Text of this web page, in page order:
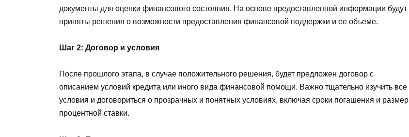
документы для оценки финансового состояния. На основе предоставленной информации будут
приняты решения о возможности предоставления финансовой поддержки и ее объеме.
Шаг 2: Договор и условия
После прошлого этапа, в случае положительного решения, будет предложен договор с
описанием условий кредита или иного вида финансовой помощи. Важно тщательно изучить все
условия и договориться о прозрачных и понятных условиях, включая сроки погашения и размер
процентной ставки.